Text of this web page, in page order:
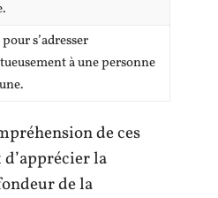
s’adresser
à une personne
de ces
la
de la